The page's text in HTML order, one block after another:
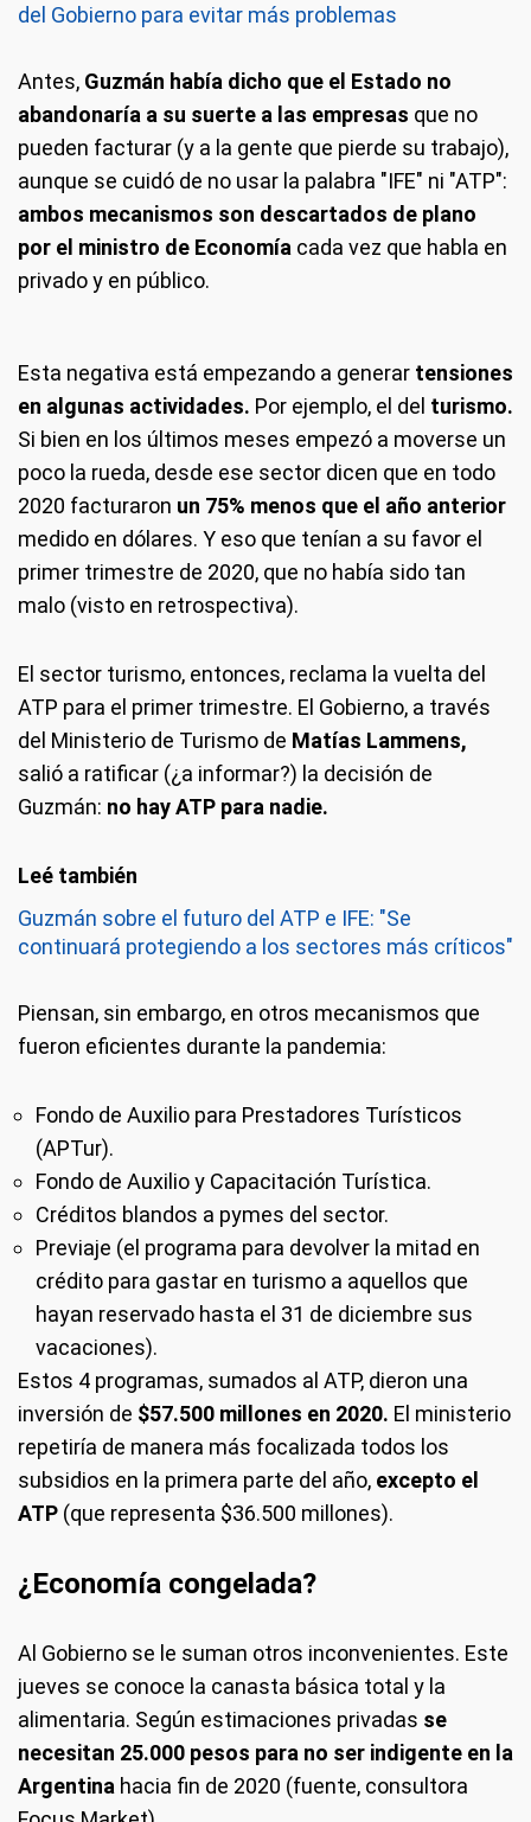
del Gobierno para evitar más problemas
Antes, Guzmán había dicho que el Estado no
abandonaría a su suerte a las empresas que no
pueden facturar (y a la gente que pierde su trabajo),
aunque se cuidó de no usar la palabra "IFE" ni "ATP":
ambos mecanismos son descartados de plano
por el ministro de Economía cada vez que habla en
privado y en público.
Esta negativa está empezando a generar tensiones
en algunas actividades. Por ejemplo, el del turismo.
Si bien en los últimos meses empezó a moverse un
poco la rueda, desde ese sector dicen que en todo
2020 facturaron un 75% menos que el año anterior
medido en dólares. Y eso que tenían a su favor el
primer trimestre de 2020, que no había sido tan
malo (visto en retrospectiva).
El sector turismo, entonces, reclama la vuelta del
ATP para el primer trimestre. El Gobierno, a través
del Ministerio de Turismo de Matías Lammens,
salió a ratificar (¿a informar?) la decisión de
Guzmán: no hay ATP para nadie.
Guzmán sobre el futuro del ATP e IFE: "Se
continuará protegiendo a los sectores más críticos"
Piensan, sin embargo, en otros mecanismos que
fueron eficientes durante la pandemia:
Fondo de Auxilio para Prestadores Turísticos
(APTur).
Fondo de Auxilio y Capacitación Turística.
Créditos blandos a pymes del sector.
Previaje (el programa para devolver la mitad en
crédito para gastar en turismo a aquellos que
hayan reservado hasta el 31 de diciembre sus
vacaciones).
Estos 4 programas, sumados al ATP, dieron una
inversión de $57.500 millones en 2020. El ministerio
repetiría de manera más focalizada todos los
subsidios en la primera parte del año, excepto el
ATP (que representa $36.500 millones).
¿Economía congelada?
Al Gobierno se le suman otros inconvenientes. Este
jueves se conoce la canasta básica total y la
alimentaria. Según estimaciones privadas se
necesitan 25.000 pesos para no ser indigente en la
Argentina hacia fin de 2020 (fuente, consultora